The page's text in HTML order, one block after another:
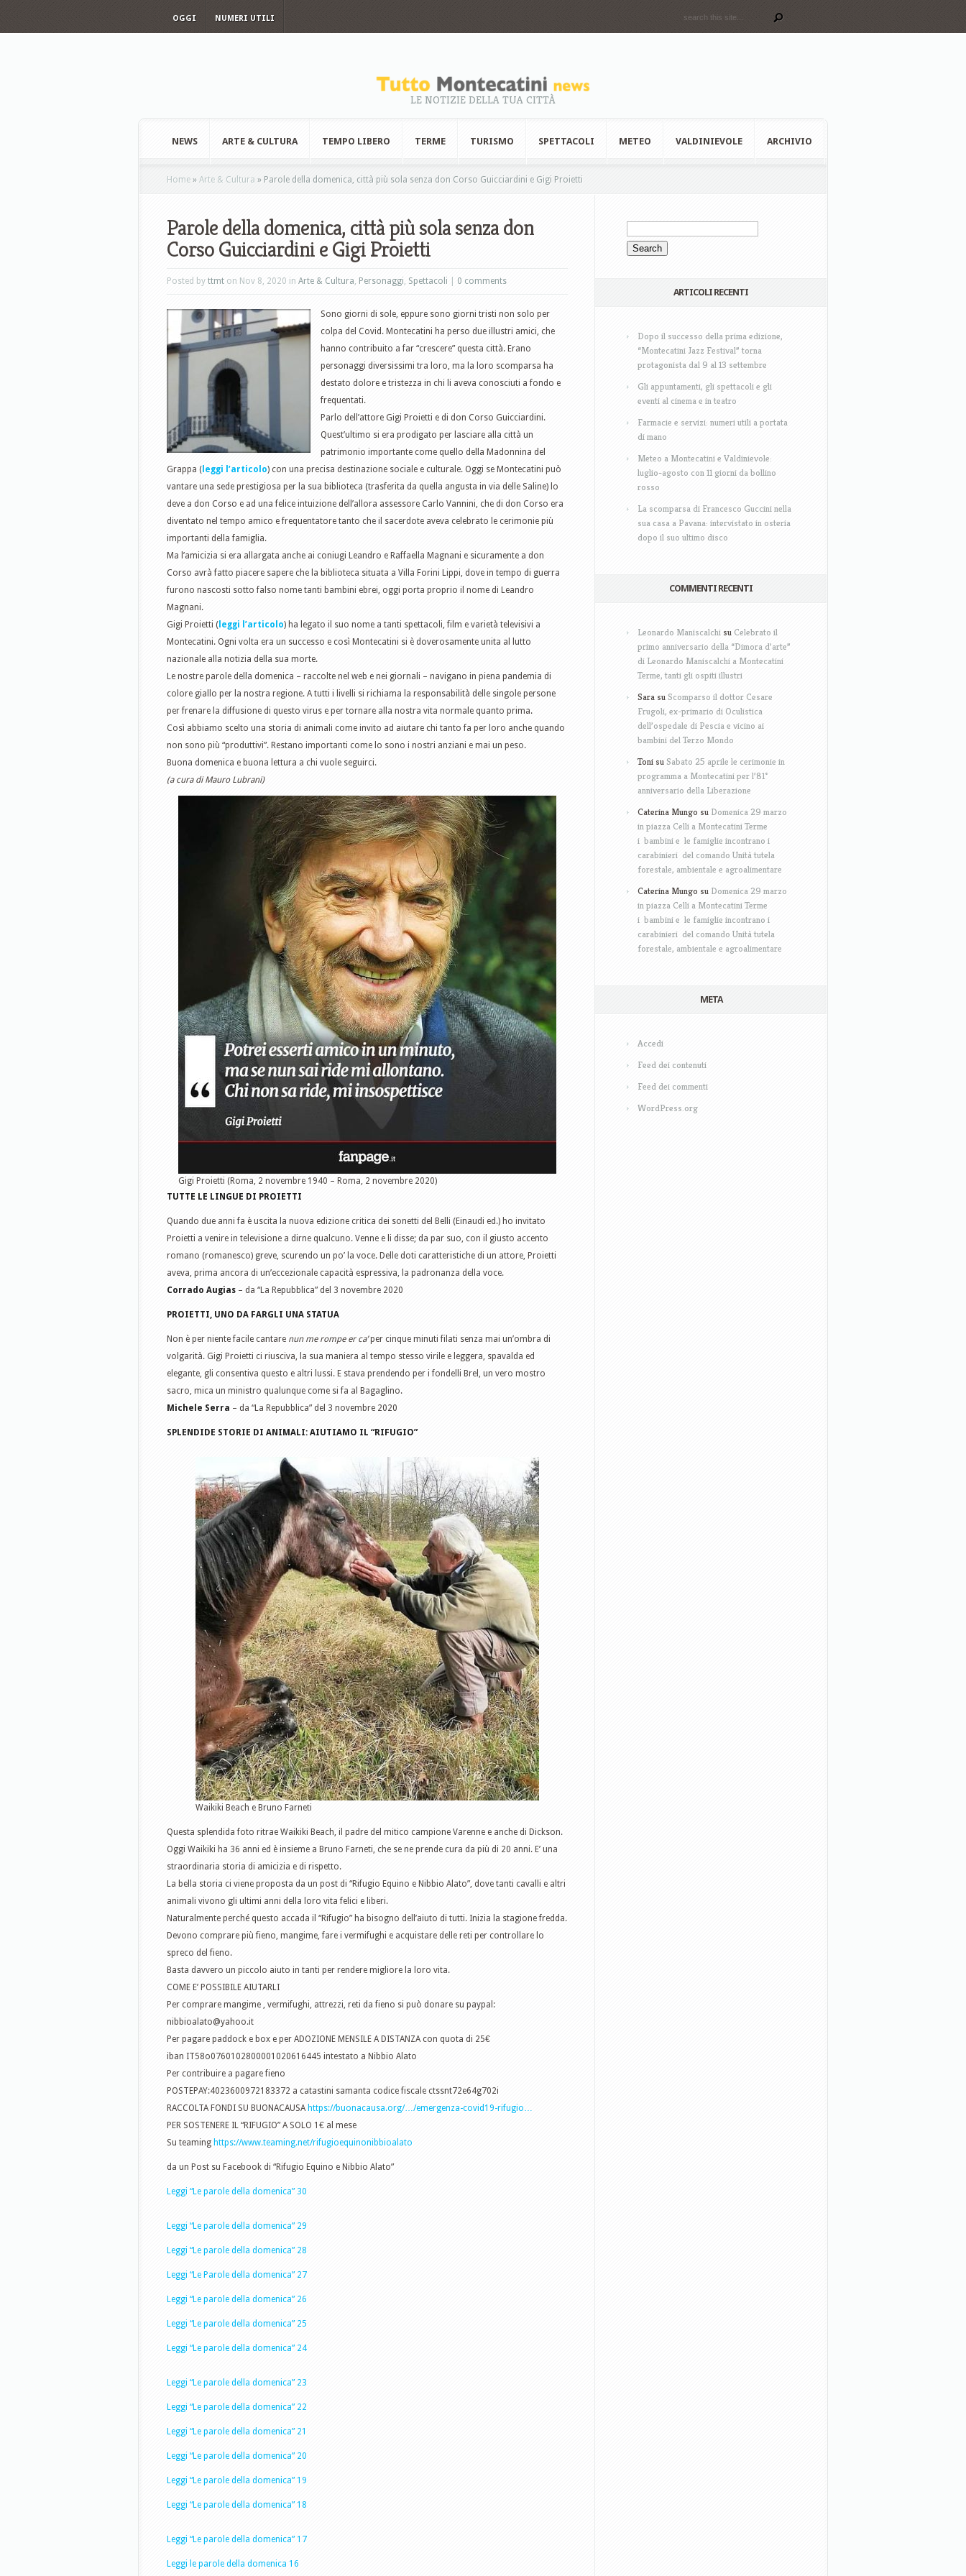
OGGI NUMERI UTILI
LE NOTIZIE DELLA TUA CITTÀ
NEWS ARTE & CULTURA TEMPO LIBERO TERME TURISMO SPETTACOLI METEO VALDINIEVOLE ARCHIVIO
Home » Arte & Cultura » Parole della domenica, città più sola senza don Corso Guicciardini e Gigi Proietti
Parole della domenica, città più sola senza don
Corso Guicciardini e Gigi Proietti
Posted by ttmt on Nov 8, 2020 in Arte & Cultura, Personaggi, Spettacoli 0 comments
Sono giorni di sole, eppure sono giorni tristi non solo per
colpa del Covid. Montecatini ha perso due illustri amici, che
hanno contribuito a far “crescere” questa città. Erano
personaggi diversissimi tra loro, ma la loro scomparsa ha
destato dolore e tristezza in chi li aveva conosciuti a fondo e
frequentati.
Parlo dell’attore Gigi Proietti e di don Corso Guicciardini.
Quest’ultimo si era prodigato per lasciare alla città un
patrimonio importante come quello della Madonnina del
Grappa ( leggi l’articolo) con una precisa destinazione sociale e culturale. Oggi se Montecatini può
vantare una sede prestigiosa per la sua biblioteca (trasferita da quella angusta in via delle Saline) lo
deve a don Corso e ad una felice intuizione dell’allora assessore Carlo Vannini, che di don Corso era
diventato nel tempo amico e frequentatore tanto che il sacerdote aveva celebrato le cerimonie più
importanti della famiglia.
Ma l’amicizia si era allargata anche ai coniugi Leandro e Raffaella Magnani e sicuramente a don
Corso avrà fatto piacere sapere che la biblioteca situata a Villa Forini Lippi, dove in tempo di guerra
furono nascosti sotto falso nome tanti bambini ebrei, oggi porta proprio il nome di Leandro
Magnani.
Gigi Proietti ( leggi l’articolo) ha legato il suo nome a tanti spettacoli, film e varietà televisivi a
Montecatini. Ogni volta era un successo e così Montecatini si è doverosamente unita al lutto
nazionale alla notizia della sua morte.
Le nostre parole della domenica – raccolte nel web e nei giornali – navigano in piena pandemia di
colore giallo per la nostra regione. A tutti i livelli si richiama la responsabilità delle singole persone
per frenare la diffusione di questo virus e per tornare alla nostra vita normale quanto prima.
Così abbiamo scelto una storia di animali come invito ad aiutare chi tanto fa per loro anche quando
non sono più “produttivi”. Restano importanti come lo sono i nostri anziani e mai un peso.
Buona domenica e buona lettura a chi vuole seguirci.
(a cura di Mauro Lubrani)
Gigi Proietti (Roma, 2 novembre 1940 – Roma, 2 novembre 2020)
TUTTE LE LINGUE DI PROIETTI
Quando due anni fa è uscita la nuova edizione critica dei sonetti del Belli (Einaudi ed.) ho invitato
Proietti a venire in televisione a dirne qualcuno. Venne e li disse; da par suo, con il giusto accento
romano (romanesco) greve, scurendo un po’ la voce. Delle doti caratteristiche di un attore, Proietti
aveva, prima ancora di un’eccezionale capacità espressiva, la padronanza della voce.
Corrado Augias – da “La Repubblica” del 3 novembre 2020
PROIETTI, UNO DA FARGLI UNA STATUA
Non è per niente facile cantare nun me rompe er ca’per cinque minuti filati senza mai un’ombra di
volgarità. Gigi Proietti ci riusciva, la sua maniera al tempo stesso virile e leggera, spavalda ed
elegante, gli consentiva questo e altri lussi. E stava prendendo per i fondelli Brel, un vero mostro
sacro, mica un ministro qualunque come si fa al Bagaglino.
Michele Serra – da “La Repubblica” del 3 novembre 2020
SPLENDIDE STORIE DI ANIMALI: AIUTIAMO IL “RIFUGIO”
Waikiki Beach e Bruno Farneti
Questa splendida foto ritrae Waikiki Beach, il padre del mitico campione Varenne e anche di Dickson.
Oggi Waikiki ha 36 anni ed è insieme a Bruno Farneti, che se ne prende cura da più di 20 anni. E’ una
straordinaria storia di amicizia e di rispetto.
La bella storia ci viene proposta da un post di “Rifugio Equino e Nibbio Alato”, dove tanti cavalli e altri
animali vivono gli ultimi anni della loro vita felici e liberi.
Naturalmente perché questo accada il “Rifugio” ha bisogno dell’aiuto di tutti. Inizia la stagione fredda.
Devono comprare più fieno, mangime, fare i vermifughi e acquistare delle reti per controllare lo
spreco del fieno.
Basta davvero un piccolo aiuto in tanti per rendere migliore la loro vita.
COME E’ POSSIBILE AIUTARLI
Per comprare mangime , vermifughi, attrezzi, reti da fieno si può donare su paypal:
nibbioalato@yahoo.it
Per pagare paddock e box e per ADOZIONE MENSILE A DISTANZA con quota di 25€
iban IT58o0760102800001020616445 intestato a Nibbio Alato
Per contribuire a pagare fieno
POSTEPAY:4023600972183372 a catastini samanta codice fiscale ctssnt72e64g702i
RACCOLTA FONDI SU BUONACAUSA https://buonacausa.org/…/emergenza-covid19-rifugio…
PER SOSTENERE IL “RIFUGIO” A SOLO 1€ al mese
Su teaming https://www.teaming.net/rifugioequinonibbioalato
da un Post su Facebook di “Rifugio Equino e Nibbio Alato”
Leggi “Le parole della domenica” 30
Leggi “Le parole della domenica” 29
Leggi “Le parole della domenica” 28
Leggi “Le Parole della domenica” 27
Leggi “Le parole della domenica” 26
Leggi “Le parole della domenica” 25
Leggi “Le parole della domenica” 24
Leggi “Le parole della domenica” 23
Leggi “Le parole della domenica” 22
Leggi “Le parole della domenica” 21
Leggi “Le parole della domenica” 20
Leggi “Le parole della domenica” 19
Leggi “Le parole della domenica” 18
Leggi “Le parole della domenica” 17
Leggi le parole della domenica 16
ARTICOLI RECENTI
Dopo il successo della prima edizione,
“Montecatini Jazz Festival” torna
protagonista dal 9 al 13 settembre
Gli appuntamenti, gli spettacoli e gli
eventi al cinema e in teatro
Farmacie e servizi: numeri utili a portata
di mano
Meteo a Montecatini e Valdinievole:
luglio-agosto con 11 giorni da bollino
rosso
La scomparsa di Francesco Guccini nella
sua casa a Pavana: intervistato in osteria
dopo il suo ultimo disco
COMMENTI RECENTI
Leonardo Maniscalchi suCelebrato il
primo anniversario della “Dimora d’arte”
di Leonardo Maniscalchi a Montecatini
Terme, tanti gli ospiti illustri
Sara su Scomparso il dottor Cesare
Frugoli, ex-primario di Oculistica
dell’ospedale di Pescia e vicino ai
bambini del Terzo Mondo
Toni suSabato 25 aprile le cerimonie in
programma a Montecatini per l’81°
anniversario della Liberazione
Caterina Mungo su Domenica 29 marzo
in piazza Celli a Montecatini Terme
i bambini e le famiglie incontrano i
carabinieri del comando Unità tutela
forestale, ambientale e agroalimentare
Caterina Mungo su Domenica 29 marzo
in piazza Celli a Montecatini Terme
i bambini e le famiglie incontrano i
carabinieri del comando Unità tutela
forestale, ambientale e agroalimentare
META
Accedi
Feed dei contenuti
Feed dei commenti
WordPress.org